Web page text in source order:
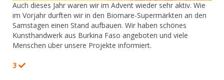
Auch dieses Jahr waren wir im Advent wieder sehr aktiv. Wie
im Vorjahr durften wir in den Biomare-Supermärkten an den
Samstagen einen Stand aufbauen. Wir haben schönes
Kunsthandwerk aus Burkina Faso angeboten und viele
Menschen über unsere Projekte informiert.
3